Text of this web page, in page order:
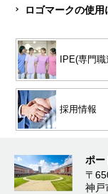
ロゴマークの使用
IPE(専門
採用情報
ポー
〒
神戸